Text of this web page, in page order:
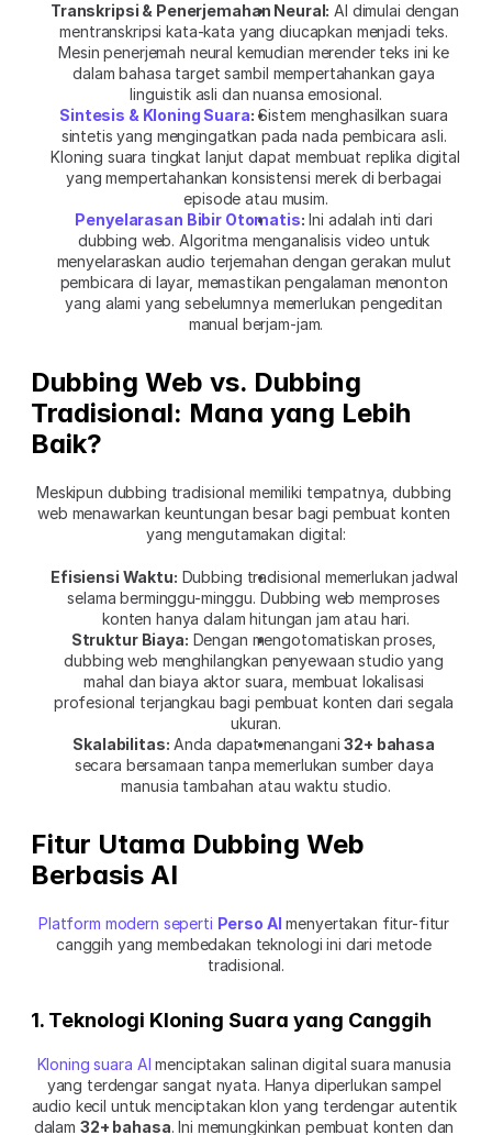
Transkripsi & Penerjemahan Neural: AI dimulai dengan
mentranskripsi kata-kata yang diucapkan menjadi teks.
Mesin penerjemah neural kemudian merender teks ini ke
dalam bahasa target sambil mempertahankan gaya
linguistik asli dan nuansa emosional.
Sintesis & Kloning Suara: Sistem menghasilkan suara
sintetis yang mengingatkan pada nada pembicara asli.
Kloning suara tingkat lanjut dapat membuat replika digital
yang mempertahankan konsistensi merek di berbagai
episode atau musim.
Penyelarasan Bibir Otomatis: Ini adalah inti dari
dubbing web. Algoritma menganalisis video untuk
menyelaraskan audio terjemahan dengan gerakan mulut
pembicara di layar, memastikan pengalaman menonton
yang alami yang sebelumnya memerlukan pengeditan
manual berjam-jam.
Dubbing Web vs. Dubbing
Tradisional: Mana yang Lebih
Baik?
Meskipun dubbing tradisional memiliki tempatnya, dubbing
web menawarkan keuntungan besar bagi pembuat konten
yang mengutamakan digital:
Efisiensi Waktu: Dubbing tradisional memerlukan jadwal
selama berminggu-minggu. Dubbing web memproses
konten hanya dalam hitungan jam atau hari.
Struktur Biaya: Dengan mengotomatiskan proses,
dubbing web menghilangkan penyewaan studio yang
mahal dan biaya aktor suara, membuat lokalisasi
profesional terjangkau bagi pembuat konten dari segala
ukuran.
Skalabilitas: Anda dapat menangani 32+ bahasa
secara bersamaan tanpa memerlukan sumber daya
manusia tambahan atau waktu studio.
Fitur Utama Dubbing Web
Berbasis AI
Platform modern seperti Perso AI menyertakan fitur-fitur
canggih yang membedakan teknologi ini dari metode
tradisional.
1. Teknologi Kloning Suara yang Canggih
Kloning suara AI menciptakan salinan digital suara manusia
yang terdengar sangat nyata. Hanya diperlukan sampel
audio kecil untuk menciptakan klon yang terdengar autentik
dalam 32+ bahasa. Ini memungkinkan pembuat konten dan